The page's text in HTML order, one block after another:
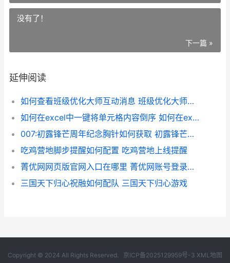
没有了！
下一篇 »
延伸阅读
如何查看班级优化大师互动消息 班级优化大师怎么看全班排名
如何在excel中一键将单元格内容倒序 如何在excel中一行输入多行字
007:初露锋芒周年纪念胸针如何获取 初露锋芒百科
吃鸡营地脚步提醒如何配置 吃鸡营地上线提醒
菁优网网页版官网入口在哪里 菁优网账号登录手机版
三国天下归心祝融如何配队 三国天下归心游戏
Copyright © 2024 All Rights Reserved. 京ICP备2025129959号-3 XML地图